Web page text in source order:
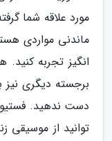
مورد علاقه شما
ماندنی مواردی
انگیز تجربه کنید.
برجسته دیگری نیز
دست ندهید.
توانید از موسیقی